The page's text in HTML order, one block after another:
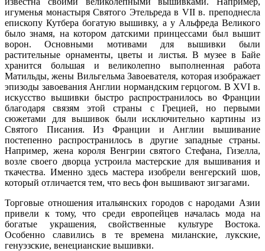
игуменья монастыря Святого Этельреда в VII в. преподнесла
епископу Кутбера богатую вышивку, а у Альфреда Великого
было знамя, на котором датскими принцессами был вышит
ворон. Основными мотивами для вышивки были
растительные орнаменты, цветы и листья. В музее в Байе
хранится большая и великолепно выполненная работа
Матильды, жены Вильгельма Завоевателя, которая изображает
эпизоды завоевания Англии нормандским герцогом. В XVI в.
искусство вышивки быстро распространилось во Франции
благодаря связям этой страны с Грецией, но первыми
сюжетами для вышивок были исключительно картины из
Святого Писания. Из Франции и Англии вышивание
постепенно распространилось в другие западные страны.
Например, жена короля Венгрии святого Стефана, Гизелла,
возле своего дворца устроила мастерские для вышивания и
ткачества. Именно здесь мастера изобрели венгерский шов,
который отличается тем, что весь фон вышивают зигзагами.
Торговые отношения итальянских городов с народами Азии
привели к тому, что среди европейцев началась мода на
богатые украшения, свойственные культуре Востока.
Особенно славились в те времена миланские, лукские,
генуэзские, венецианские вышивки.